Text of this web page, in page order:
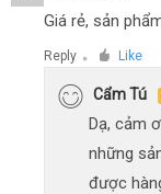
Giá rẻ, sản
Reply ● Like
Cẩm Tú
Dạ, cảm
những
được